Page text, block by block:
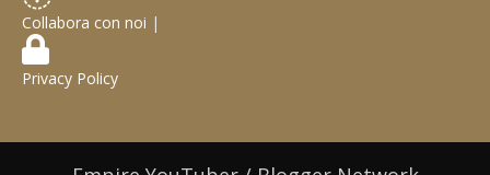
Collabora con noi |
Privacy Policy